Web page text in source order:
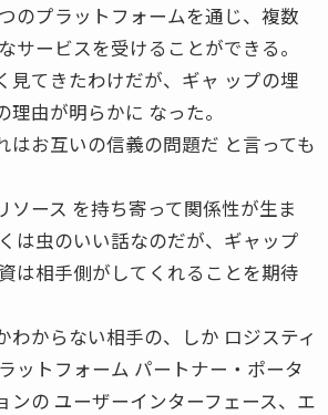
のプラットフォームを通じ、複数
サービスを受けることができる。
見てきたわけだが、ギャ ップの埋
理由が明らかに なった。
お互いの信義の問題だ と言っても
ソース を持ち寄って関係性が生ま
は虫のいい話なのだが、ギャップ
は相手側がしてくれることを期待
からない相手の、しか ロジスティ
ットフォーム パートナー・ポータ
ンの ユーザーインターフェース、エ